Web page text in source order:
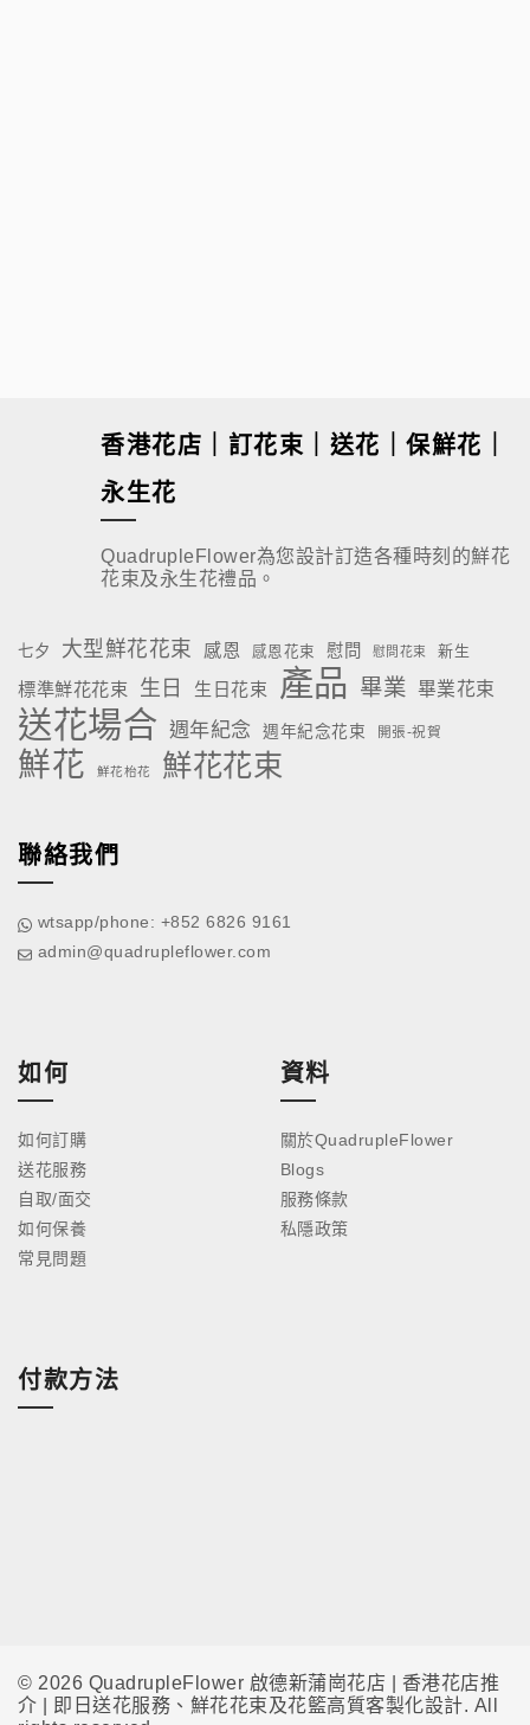
香港花店｜訂花束｜送花｜保鮮花｜
永生花
QuadrupleFlower為您設計訂造各種時刻的鮮花
花束及永生花禮品。
七夕 大型鮮花花束 感恩 感恩花束 慰問 慰問花束 新生
標準鮮花花束 生日 生日花束 產品 畢業 畢業花束
送花場合 週年紀念 週年紀念花束 開張-祝賀
鮮花 鮮花枱花 鮮花花束
聯絡我們
wtsapp/phone: +852 6826 9161
admin@quadrupleflower.com
如何
如何訂購
送花服務
自取/面交
如何保養
常見問題
資料
關於QuadrupleFlower
Blogs
服務條款
私隱政策
付款方法
© 2026 QuadrupleFlower 啟德新蒲崗花店 | 香港花店推
介 | 即日送花服務、鮮花花束及花籃高質客製化設計. All